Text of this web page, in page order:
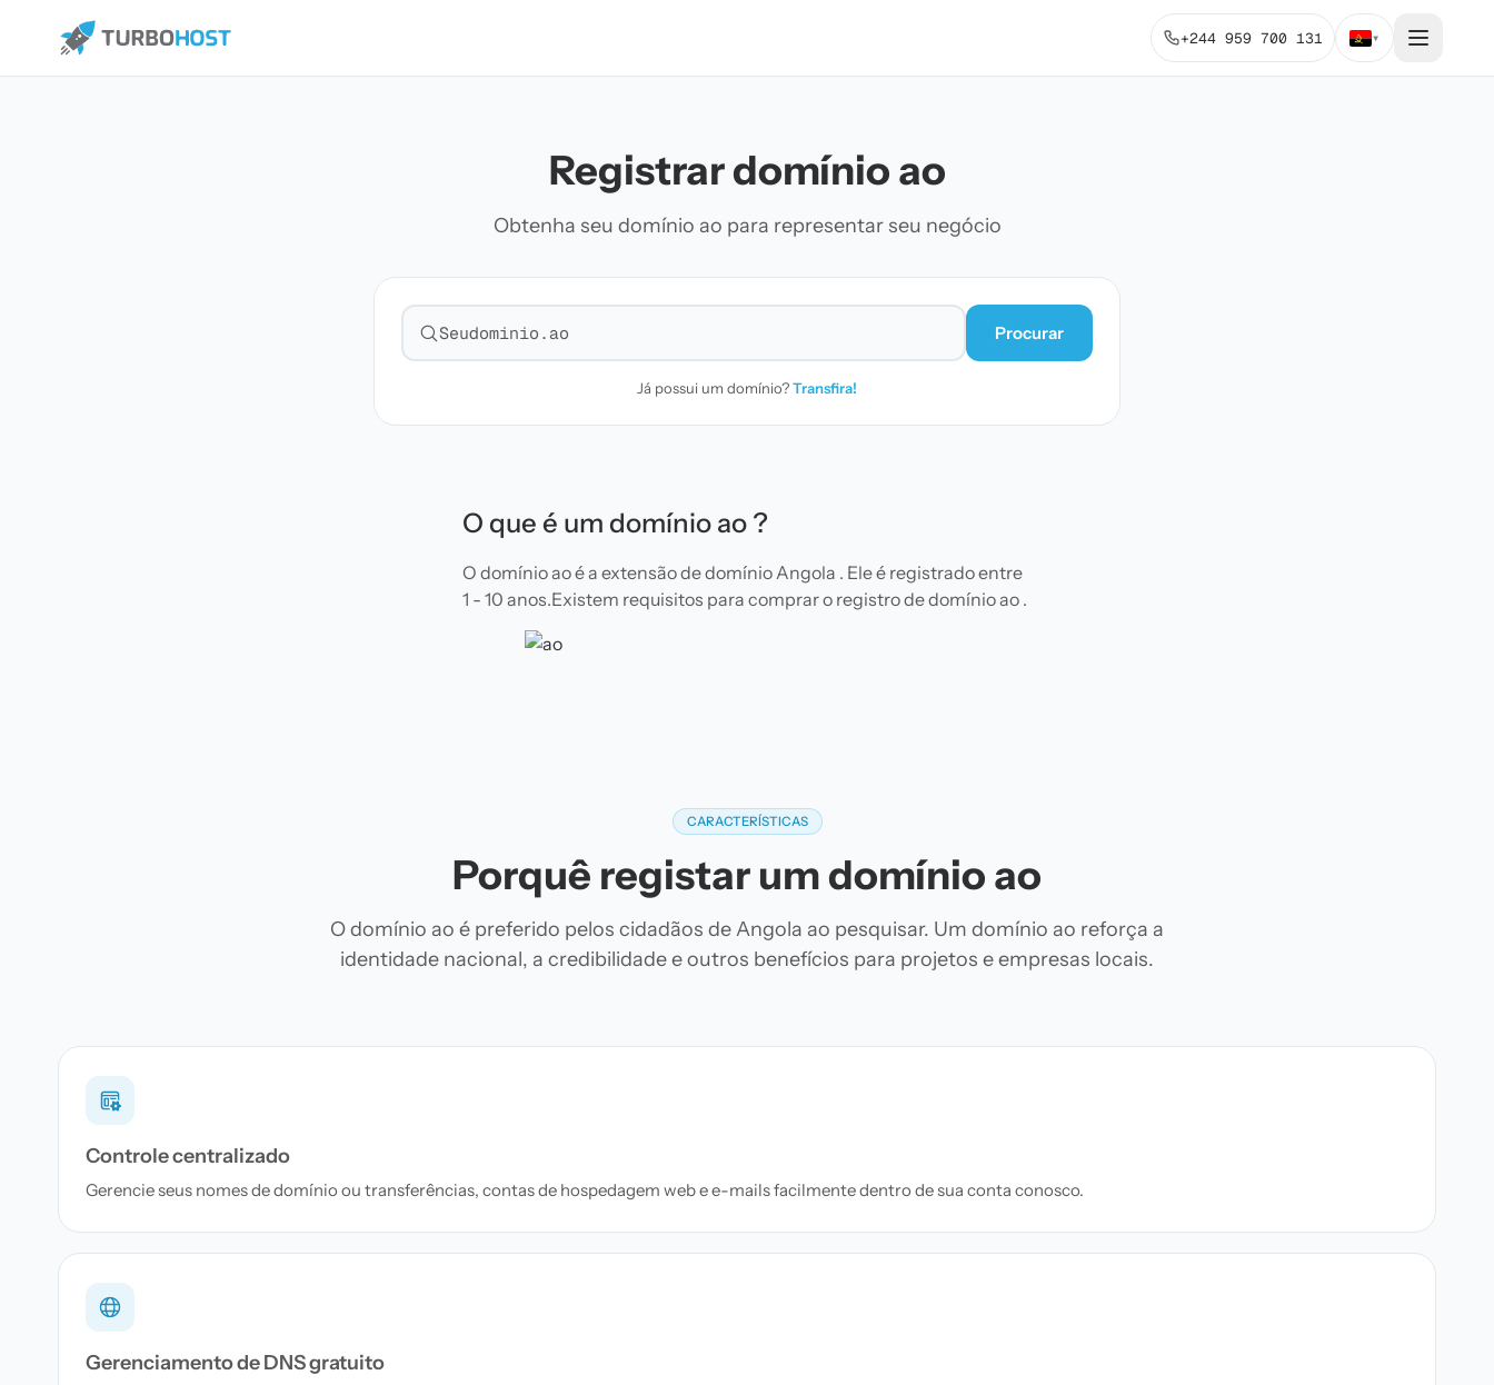
+244 959 700 131 ▾
Registrar domínio ao
Obtenha seu domínio ao para representar seu negócio
Pesquisar domínio
Procurar
Já possui um domínio?Transfira!
O que é um domínio ao ?
O domínio ao é a extensão de domínio Angola . Ele é registrado entre
1 - 10 anos.Existem requisitos para comprar o registro de domínio ao .
CARACTERÍSTICAS
Porquê registar um domínio ao
O domínio ao é preferido pelos cidadãos de Angola ao pesquisar. Um domínio ao reforça a
identidade nacional, a credibilidade e outros benefícios para projetos e empresas locais.
Controle centralizado
Gerencie seus nomes de domínio ou transferências, contas de hospedagem web e e-mails facilmente dentro de sua conta conosco.
Gerenciamento de DNS gratuito